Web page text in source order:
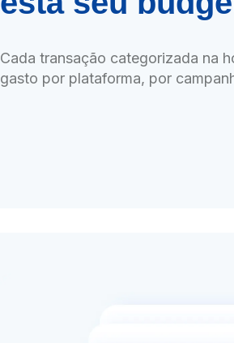
Cada transação categorizada na
gasto por plataforma, por